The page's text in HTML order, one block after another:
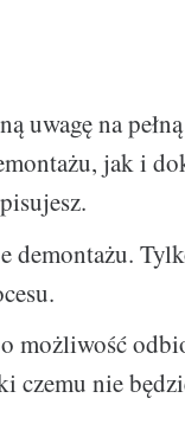
uwagę na
jak i
demontażu.
możliwość
czemu nie